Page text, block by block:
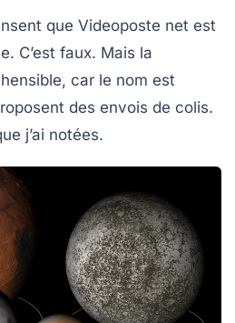
que Videoposte net est
C’est faux. Mais la
car le nom est
des envois de colis.
j’ai notées.